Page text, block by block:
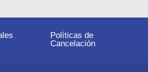
Políticas de
Cancelación